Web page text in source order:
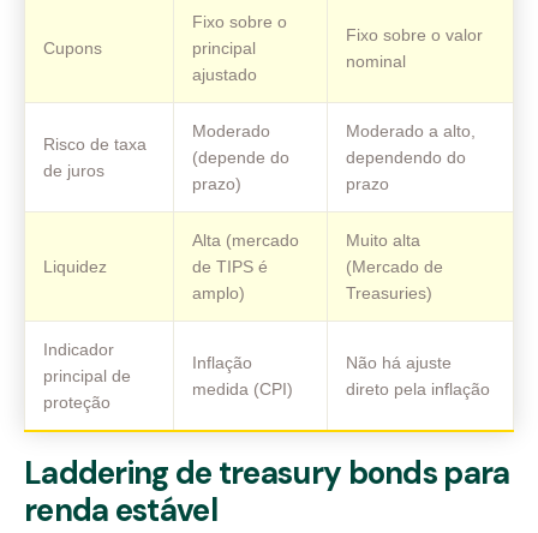
Cupons
Fixo sobre o
principal
ajustado
Fixo sobre o valor
nominal
Risco de taxa
de juros
Moderado
(depende do
prazo)
Moderado a alto,
dependendo do
prazo
Liquidez
Alta (mercado
de TIPS é
amplo)
Muito alta
(Mercado de
Treasuries)
Indicador
principal de
proteção
Inflação
medida (CPI)
Não há ajuste
direto pela inflação
Laddering de treasury bonds para
renda estável